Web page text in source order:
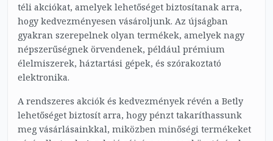
téli akciókat, amelyek lehetőséget biztosítanak arra,
hogy kedvezményesen vásároljunk. Az újságban
gyakran szerepelnek olyan termékek, amelyek nagy
népszerűségnek örvendenek, például prémium
élelmiszerek, háztartási gépek, és szórakoztató
elektronika.
A rendszeres akciók és kedvezmények révén a Betly
lehetőséget biztosít arra, hogy pénzt takaríthassunk
meg vásárlásainkkal, miközben minőségi termékeket